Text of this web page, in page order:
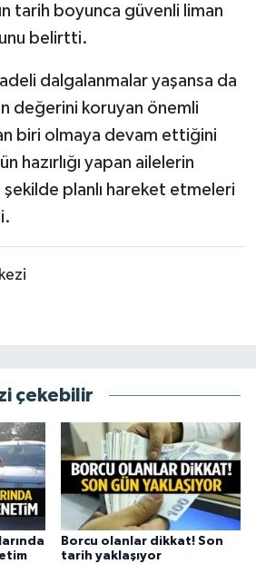
tarih boyunca güvenli liman
belirtti.
dalgalanmalar yaşansa da
değerini koruyan önemli
biri olmaya devam ettiğini
hazırlığı yapan ailelerin
planlı hareket etmeleri
çekebilir
Borcu olanlar dikkat! Son
tarih yaklaşıyor